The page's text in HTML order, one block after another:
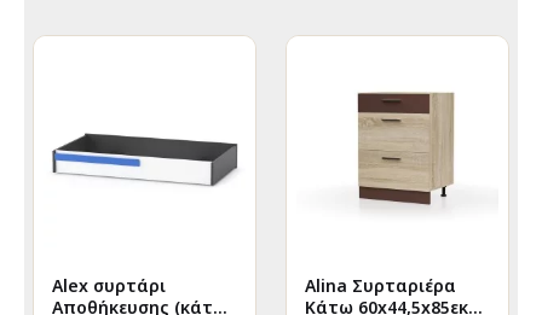
Alex συρτάρι
Αποθήκευσης (κάτω
Alina Συρταριέρα
Κάτω 60x44,5x85εκ